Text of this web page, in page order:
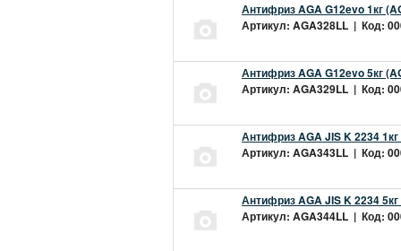
Антифриз AGA G12evo 1кг
Артикул: AGA328LL | Код:
Антифриз AGA G12evo 5кг
Артикул: AGA329LL | Код:
Антифриз AGA JIS K 2234
Артикул: AGA343LL | Код:
Антифриз AGA JIS K 2234
Артикул: AGA344LL | Код: